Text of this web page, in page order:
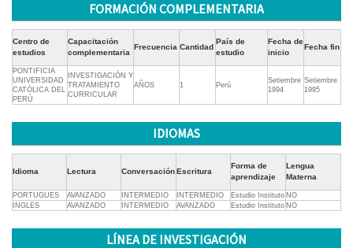
FORMACIÓN COMPLEMENTARIA
Centro de
estudios
Capacitación
complementaria
Frecuencia Cantidad
País de
estudio
Fecha de
inicio
Fecha fin
PONTIFICIA
UNIVERSIDAD
CATÓLICA DEL
PERÚ
INVESTIGACIÓN Y
TRATAMIENTO
CURRICULAR
AÑOS 1 Perú
Setiembre
1994
Setiembre
1995
IDIOMAS
Idioma Lectura ConversaciónEscritura
Forma de
aprendizaje
Lengua
Materna
PORTUGUES AVANZADO INTERMEDIO INTERMEDIO Estudio Instituto NO
INGLES
AVANZADO INTERMEDIO AVANZADO Estudio Instituto NO
LÍNEA DE INVESTIGACIÓN